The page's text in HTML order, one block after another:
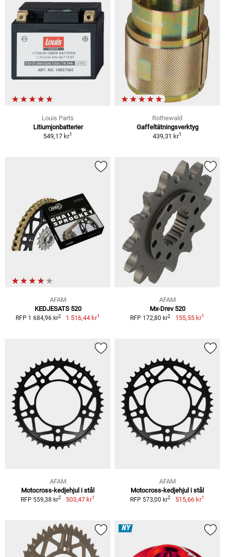
Louis Parts
Litiumjonbatterier
549,17 kr1
Rothewald
Gaffeltätningsverktyg
439,31 kr1
AFAM
KEDJESATS 520
RFP 1 684,96 kr2 1 516,44 kr1
AFAM
Mx-Drev 520
RFP 172,80 kr2 155,55 kr1
AFAM
Motocross-kedjehjul i stål
RFP 559,38 kr2 503,47 kr1
AFAM
Motocross-kedjehjul i stål
RFP 573,00 kr2 515,66 kr1
NY